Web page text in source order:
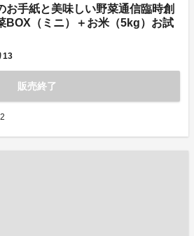
お手紙と美味しい野菜通信臨時創
BOX（ミニ）＋お米（5kg）お試
13
販売終了